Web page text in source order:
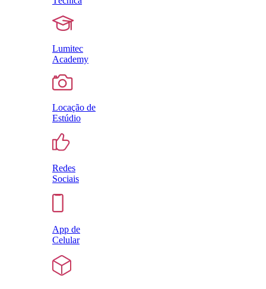
Lumitec
Academy
Locação de
Estúdio
Redes
Sociais
App de
Celular